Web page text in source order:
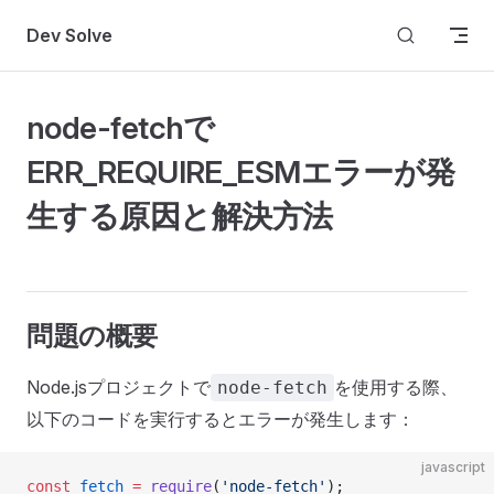
Skip to content
Dev Solve
node-fetchで
ERR_REQUIRE_ESMエラーが発
生する原因と解決方法
問題の概要
Node.jsプロジェクトで node-fetch を使用する際、
以下のコードを実行するとエラーが発生します：
javascript
const fetch = require( 'node-fetch' );